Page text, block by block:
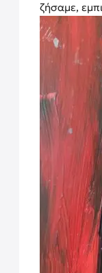
ζήσαμε,